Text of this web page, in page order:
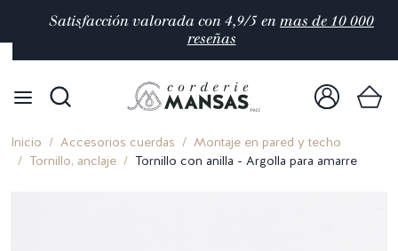
Satisfacción valorada con 4,9/5 enmas de 10 000
reseñas
Inicio Accesorios cuerdas
Montaje en pared y techo
Tornillo, anclaje
Tornillo con anilla - Argolla para amarre